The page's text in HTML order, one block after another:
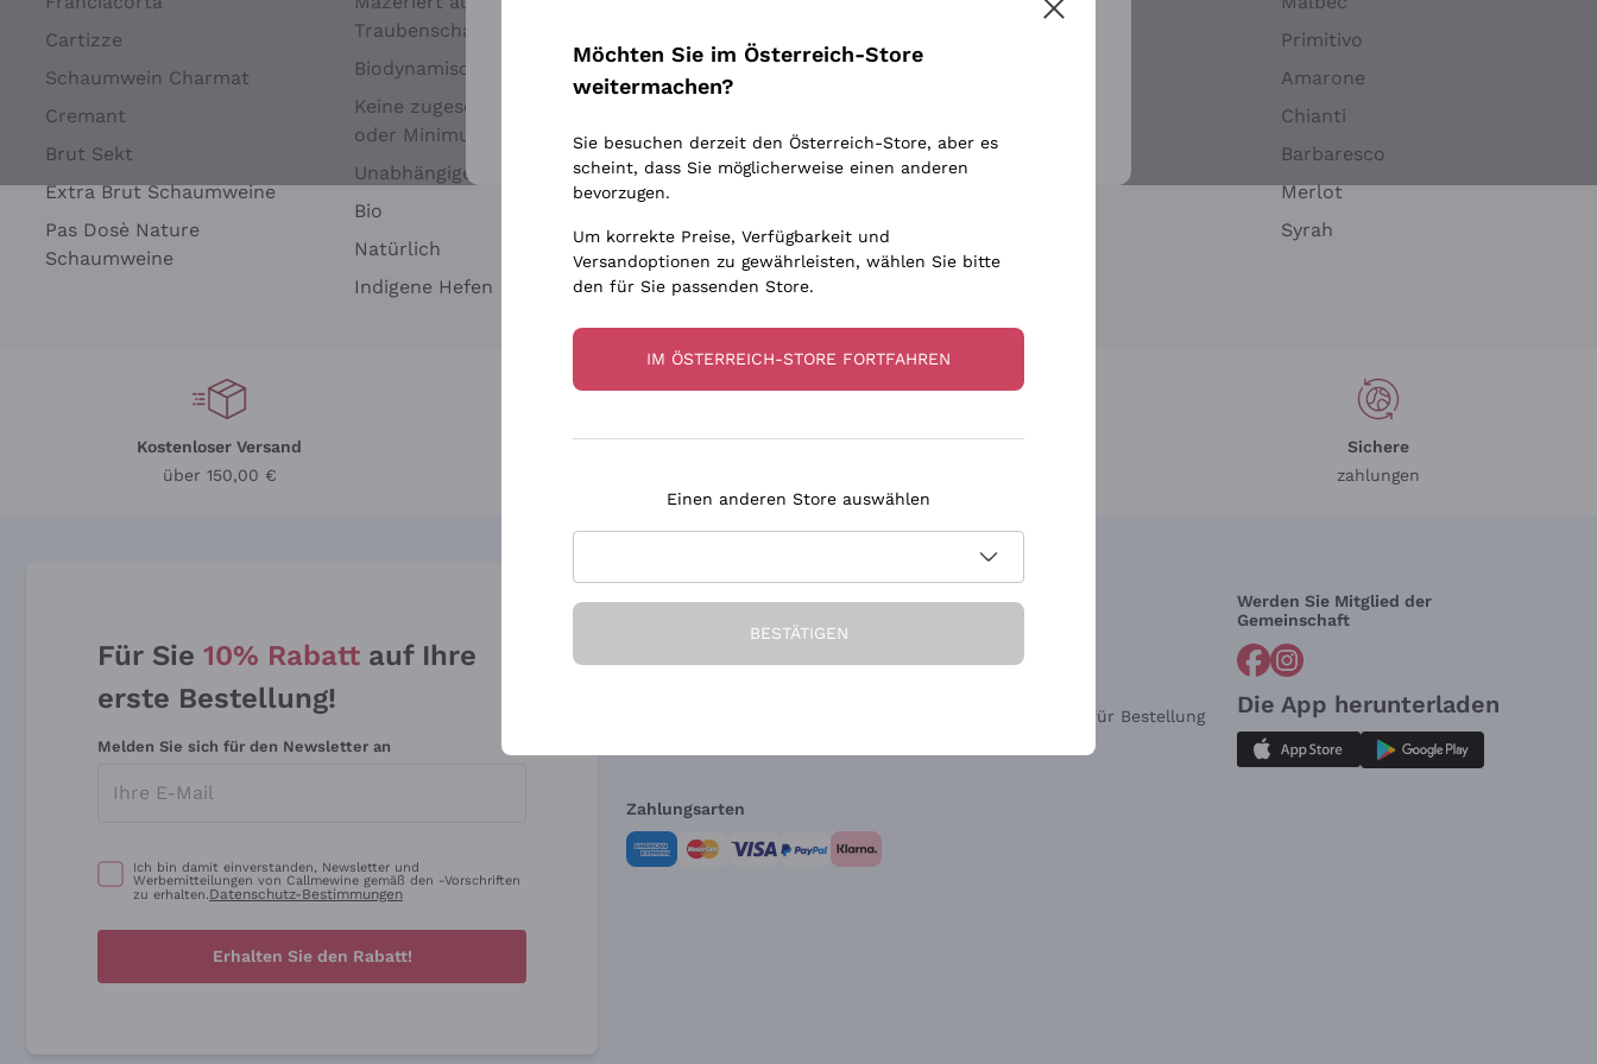
Cartizze
Schaumwein Charmat
Cremant
Brut Sekt
Extra Brut Schaumweine
Pas Dosè Nature
Schaumweine
Traubenschalen
Biodynamisch
Keine zugesetzten Sulfite
oder Minimum
Unabhängige Weinbauern
Bio
Natürlich
Indigene Hefen
Occhipinti Arianna
Biondi Santi
Argiolas
Zenato
Ca' dei Frati
Chardonnay
Primitivo
Amarone
Chianti
Barbaresco
Merlot
Syrah
Kostenloser Versand
über 150,00 €
Sichere
zahlungen
Für Sie 10% Rabatt auf Ihre
erste Bestellung!
Melden Sie sich für den Newsletter an
Ich bin damit einverstanden, Newsletter und
Werbemitteilungen von Callmewine gemäß den -Vorschriften
zu erhalten.Datenschutz-Bestimmungen
Erhalten Sie den Rabatt!
Die Firma Brauchen Sie Hilfe?
Widerrufsformular für Bestellung
Werden Sie Mitglied der
Gemeinschaft
Die App herunterladen
Zahlungsarten
Weitere Informationen finden Sie in unserem Datenschutz-Bestimmungen
Möchten Sie im Österreich-Store
weitermachen?
Sie besuchen derzeit den Österreich-Store, aber es
scheint, dass Sie möglicherweise einen anderen
bevorzugen.
Um korrekte Preise, Verfügbarkeit und
Versandoptionen zu gewährleisten, wählen Sie bitte
den für Sie passenden Store.
IM ÖSTERREICH-STORE FORTFAHREN
Einen anderen Store auswählen
BESTÄTIGEN